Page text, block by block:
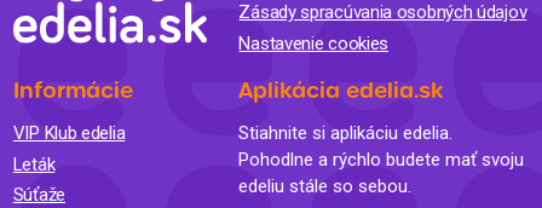
Zásady spracúvania osobných údajov
Nastavenie cookies
Informácie
VIP Klub edelia
Leták
Súťaže
Aplikácia edelia.sk
Stiahnite si aplikáciu edelia.
Pohodlne a rýchlo budete mať svoju
edeliu stále so sebou.